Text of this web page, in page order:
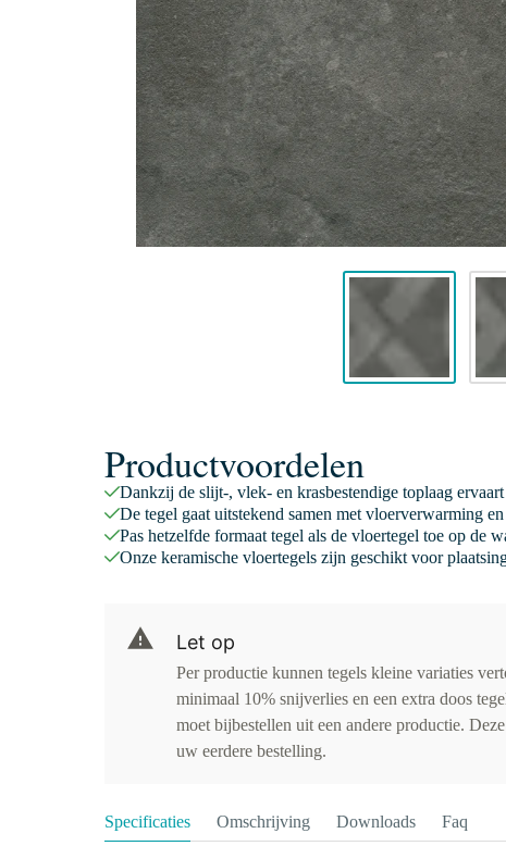
Productvoordelen
Dankzij de slijt-, vlek- en krasbestendige toplaag
De tegel gaat uitstekend samen met vloerverwarming
Pas hetzelfde formaat tegel als de vloertegel toe op de
Onze keramische vloertegels zijn geschikt voor
Let op
Per productie kunnen tegels kleine variaties
minimaal 10% snijverlies en een extra doos
moet bijbestellen uit een andere productie.
uw eerdere bestelling.
Specificaties Omschrijving Downloads Faq